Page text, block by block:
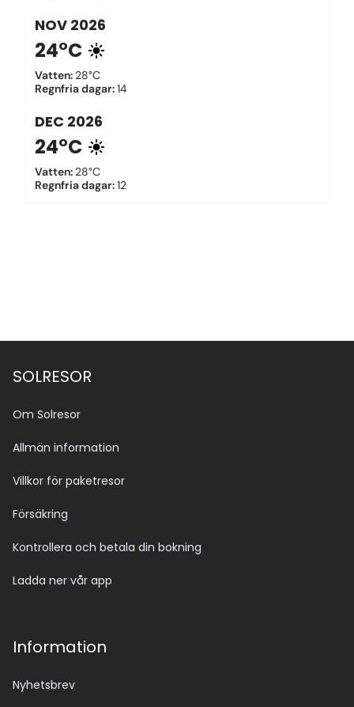
NOV 2026
24°C
Vatten: 28°C
Regnfria dagar:14
DEC 2026
24°C
Vatten: 28°C
Regnfria dagar:12
SOLRESOR
Om Solresor
Allmän information
Villkor för paketresor
Försäkring
Kontrollera och betala din bokning
Ladda ner vår app
Information
Nyhetsbrev